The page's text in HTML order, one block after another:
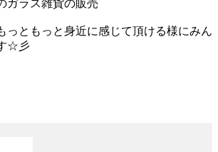
ガラス雑貨の販売
っともっと身近に感じて頂ける様にみん
☆彡